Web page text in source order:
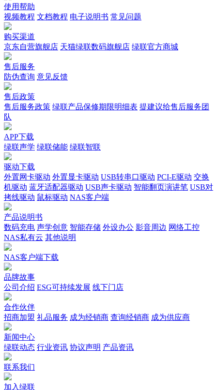
使用帮助
视频教程 文档教程 电子说明书 常见问题
购买渠道
京东自营旗舰店 天猫绿联数码旗舰店 绿联官方商城
售后服务
防伪查询 意见反馈
售后政策
售后服务政策 绿联产品保修期限明细表 提建议给售后服务团
队
APP下载
绿联声学 绿联储能 绿联智联
驱动下载
外置网卡驱动 外置显卡驱动 USB转串口驱动 PCI-E驱动 交换
机驱动 蓝牙适配器驱动 USB声卡驱动 智能翻页演讲笔 USB对
拷线驱动 鼠标驱动 NAS客户端
产品说明书
数码充电 声学创意 智能存储 外设办公 影音周边 网络工控
NAS私有云 其他说明
NAS客户端下载
品牌故事
公司介绍 ESG可持续发展 线下门店
合作伙伴
招商加盟 礼品服务 成为经销商 查询经销商 成为供应商
新闻中心
绿联动态 行业资讯 协议声明 产品资讯
联系我们
加入绿联